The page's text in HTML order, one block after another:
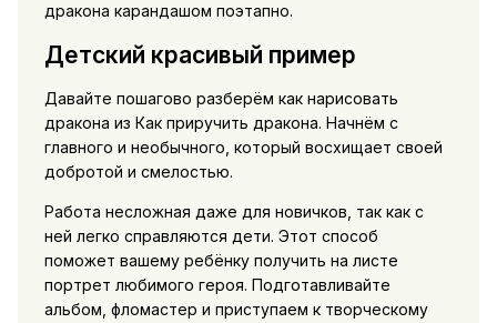
дракона карандашом поэтапно.
Детский красивый пример
Давайте пошагово разберём как нарисовать
дракона из Как приручить дракона. Начнём с
главного и необычного, который восхищает своей
добротой и смелостью.
Работа несложная даже для новичков, так как с
ней легко справляются дети. Этот способ
поможет вашему ребёнку получить на листе
портрет любимого героя. Подготавливайте
альбом, фломастер и приступаем к творческому